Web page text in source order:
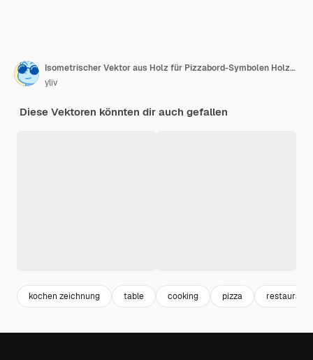
Isometrischer Vektor aus Holz für Pizzabord-Symbolen Holzplatte Kochtisch
yliv
Diese Vektoren könnten dir auch gefallen
kochen zeichnung table cooking pizza restaurant